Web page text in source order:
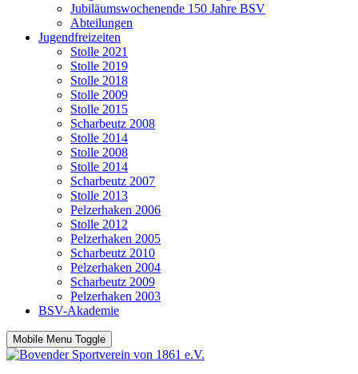
Jubiläumswochenende 150 Jahre BSV
Abteilungen
Jugendfreizeiten
Stolle 2021
Stolle 2019
Stolle 2018
Stolle 2009
Stolle 2015
Scharbeutz 2008
Stolle 2014
Stolle 2008
Stolle 2014
Scharbeutz 2007
Stolle 2013
Pelzerhaken 2006
Stolle 2012
Pelzerhaken 2005
Scharbeutz 2010
Pelzerhaken 2004
Scharbeutz 2009
Pelzerhaken 2003
BSV-Akademie
Mobile Menu Toggle